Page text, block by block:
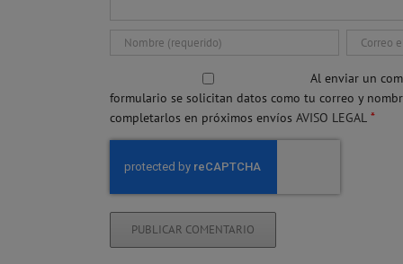
Al enviar un
formulario se solicitan datos como tu correo y
completarlos en próximos envíos AVISO LEGAL *